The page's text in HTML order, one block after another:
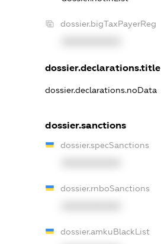
dossier.bigTaxPayerReg
dossier.declarations.title
dossier.declarations.noData
dossier.sanctions
dossier.specSanctions
dossier.rnboSanctions
dossier.amkuBlackList